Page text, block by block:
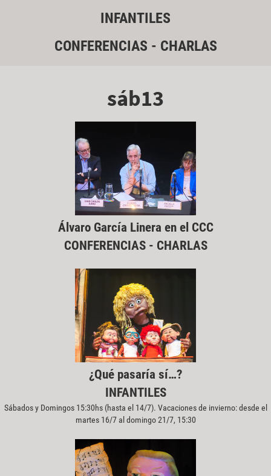
INFANTILES
CONFERENCIAS - CHARLAS
sáb13
Álvaro García Linera en el CCC
CONFERENCIAS - CHARLAS
¿Qué pasaría sí…?
INFANTILES
Sábados y Domingos 15:30hs (hasta el 14/7). Vacaciones de invierno: desde el
martes 16/7 al domingo 21/7, 15:30